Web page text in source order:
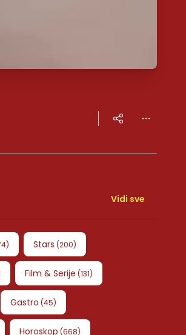
Vidi sve
) Stars (200)
Film & Serije (131)
Gastro (45)
Horoskop (668)